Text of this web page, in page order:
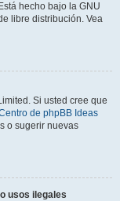
hecho bajo la GNU
libre distribución. Vea
Si usted cree que
de phpBB Ideas
o sugerir nuevas
usos ilegales